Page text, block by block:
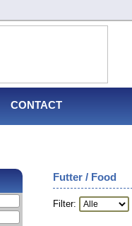
CONTACT
Futter / Food
Filter: